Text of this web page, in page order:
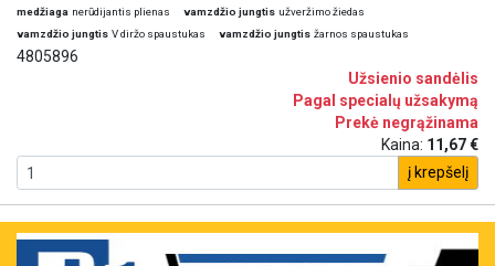
medžiaga nerūdijantis plienas vamzdžio jungtis užveržimo žiedas
vamzdžio jungtis V diržo spaustukas vamzdžio jungtis žarnos spaustukas
4805896
Užsienio sandėlis
Pagal specialų užsakymą
Prekė negrąžinama
Kaina: 11,67 €
į krepšelį